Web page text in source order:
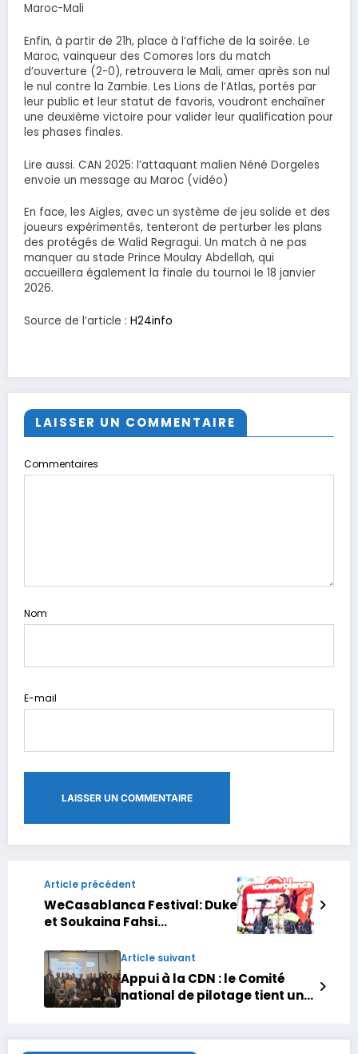
Maroc-Mali
Enfin, à partir de 21h, place à l’affiche de la soirée. Le
Maroc, vainqueur des Comores lors du match
d’ouverture (2-0), retrouvera le Mali, amer après son nul
le nul contre la Zambie. Les Lions de l’Atlas, portés par
leur public et leur statut de favoris, voudront enchaîner
une deuxième victoire pour valider leur qualification pour
les phases finales.
Lire aussi. CAN 2025: l’attaquant malien Néné Dorgeles
envoie un message au Maroc (vidéo)
En face, les Aigles, avec un système de jeu solide et des
joueurs expérimentés, tenteront de perturber les plans
des protégés de Walid Regragui. Un match à ne pas
manquer au stade Prince Moulay Abdellah, qui
accueillera également la finale du tournoi le 18 janvier
2026.
Source de l’article : H24info
LAISSER UN COMMENTAIRE
Commentaires
Nom
E-mail
Article précédent
WeCasablanca Festival: Duke
et Soukaina Fahsi
de la Ligue ArabeArticle suivant
Appui à la CDN : le Comité
national de pilotage tient une